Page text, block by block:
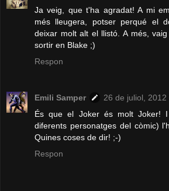
Ja veig, que t'ha agradat! A mi
més lleugera, potser perqué el
deixar molt alt el llistó. A més,
sortir en Blake ;)
Respon
Emili Samper
26 de juliol, 2012
És que el Joker és molt Joker!
diferents personatges del còmic)
Quines coses de dir! ;-)
Respon